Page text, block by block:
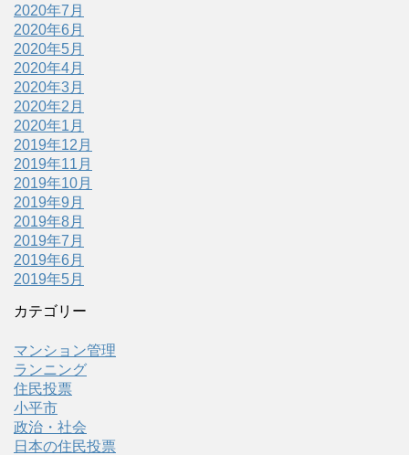
2020年7月
2020年6月
2020年5月
2020年4月
2020年3月
2020年2月
2020年1月
2019年12月
2019年11月
2019年10月
2019年9月
2019年8月
2019年7月
2019年6月
2019年5月
カテゴリー
マンション管理
ランニング
住民投票
小平市
政治・社会
日本の住民投票